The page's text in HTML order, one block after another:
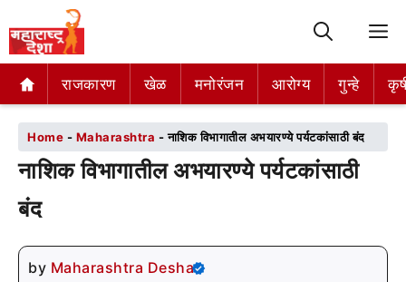
राजकारण खेळ मनोरंजन आरोग्य गुन्हे
राजकारण खेळ मनोरंजन आरोग्य गुन्हे
Home - Maharashtra -नाशिक विभागातील अभयारण्ये पर्यटकांसाठी बंद
नाशिक विभागातील अभयारण्ये पर्यटकांसाठी
बंद
by Maharashtra Desha